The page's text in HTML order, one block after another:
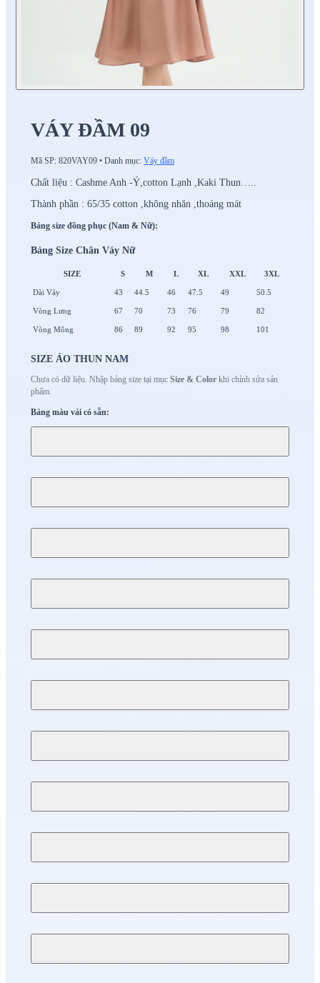
VÁY ĐẦM 09
Mã SP: 820VAY09 • Danh mục: Váy đầm
Chất liệu : Cashme Anh -Ý,cotton Lạnh ,Kaki Thun…..
Thành phần : 65/35 cotton ,không nhăn ,thoáng mát
Bảng size đồng phục (Nam & Nữ):
Bảng Size Chân Váy Nữ
SIZE S M L XL XXL 3XL
Dài Váy 43 44.5 46 47.5 49 50.5
Vòng Lưng 67 70 73 76 79 82
Vòng Mông 86 89 92 95 98 101
SIZE ÁO THUN NAM
Chưa có dữ liệu. Nhập bảng size tại mục Size & Color khi chỉnh sửa sản
phẩm.
Bảng màu vải có sẵn: